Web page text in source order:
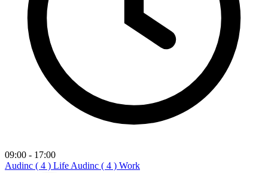
09:00 - 17:00
Audinc ( 4 ) Life Audinc ( 4 ) Work